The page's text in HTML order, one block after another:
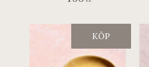
KÖP